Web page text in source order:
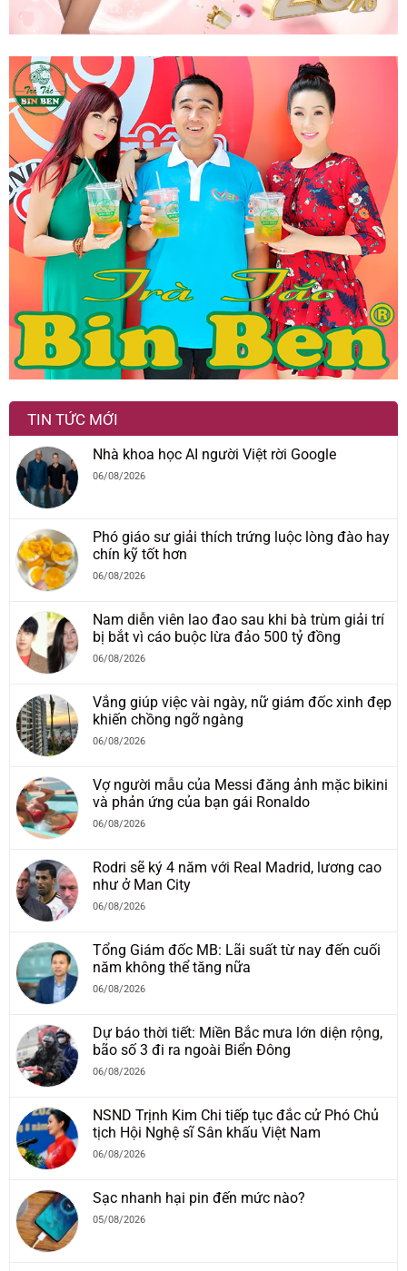
TIN TỨC MỚI
Nhà khoa học AI người Việt rời Google
06/08/2026
Phó giáo sư giải thích trứng luộc lòng đào hay
chín kỹ tốt hơn
06/08/2026
Nam diễn viên lao đao sau khi bà trùm giải trí
bị bắt vì cáo buộc lừa đảo 500 tỷ đồng
06/08/2026
Vắng giúp việc vài ngày, nữ giám đốc xinh đẹp
khiến chồng ngỡ ngàng
06/08/2026
Vợ người mẫu của Messi đăng ảnh mặc bikini
và phản ứng của bạn gái Ronaldo
06/08/2026
Rodri sẽ ký 4 năm với Real Madrid, lương cao
như ở Man City
06/08/2026
Tổng Giám đốc MB: Lãi suất từ nay đến cuối
năm không thể tăng nữa
06/08/2026
Dự báo thời tiết: Miền Bắc mưa lớn diện rộng,
bão số 3 đi ra ngoài Biển Đông
06/08/2026
NSND Trịnh Kim Chi tiếp tục đắc cử Phó Chủ
tịch Hội Nghệ sĩ Sân khấu Việt Nam
06/08/2026
Sạc nhanh hại pin đến mức nào?
05/08/2026